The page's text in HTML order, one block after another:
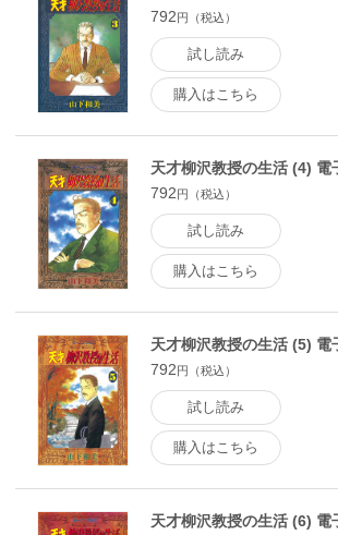
792円（税込）
試し読み
購入はこちら
天才柳沢教授の生活 (4) 電
792円（税込）
試し読み
購入はこちら
天才柳沢教授の生活 (5) 電
792円（税込）
試し読み
購入はこちら
天才柳沢教授の生活 (6) 電